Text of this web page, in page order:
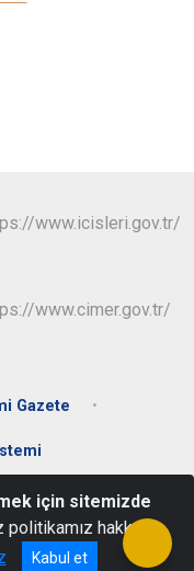
Gazete
Gölcük / Kocaeli
0 262 413 52 26
için sitemizde
politikamız hakkında
Kabul et